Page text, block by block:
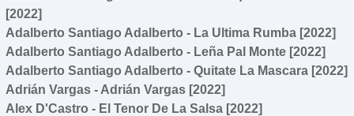
[2022]
Adalberto Santiago Adalberto - La Ultima Rumba [2022]
Adalberto Santiago Adalberto - Leña Pal Monte [2022]
Adalberto Santiago Adalberto - Quitate La Mascara [2022]
Adrián Vargas - Adrián Vargas [2022]
Alex D'Castro - El Tenor De La Salsa [2022]